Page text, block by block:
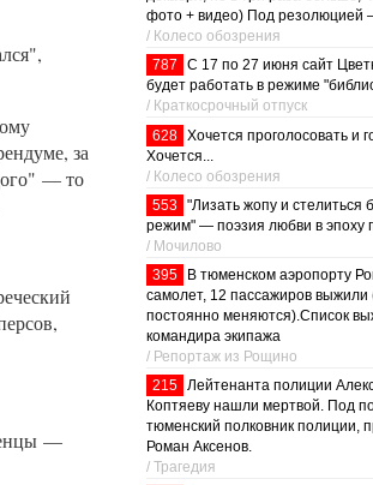
за
— то
—
фото + видео) Под резолюцией
/ Колесо обозрения
787
С 17 по 27 июня сайт
будет работать в режиме
/ Краткосрочный отпуск
628 Хочется проголосовать и
Хочется...
/ Колесо обозрения
553 "Лизать жопу и стелиться
режим" — поэзия любви в эпоху
/ Мочилово
395
В тюменском аэропорту
самолет, 12 пассажиров
постоянно меняются).Список
командира экипажа
/ Репортаж из Рощино
215 Лейтенанта полиции
Коптяеву нашли мертвой. Под
тюменский полковник полиции,
Роман Аксенов.
/ Трагедия